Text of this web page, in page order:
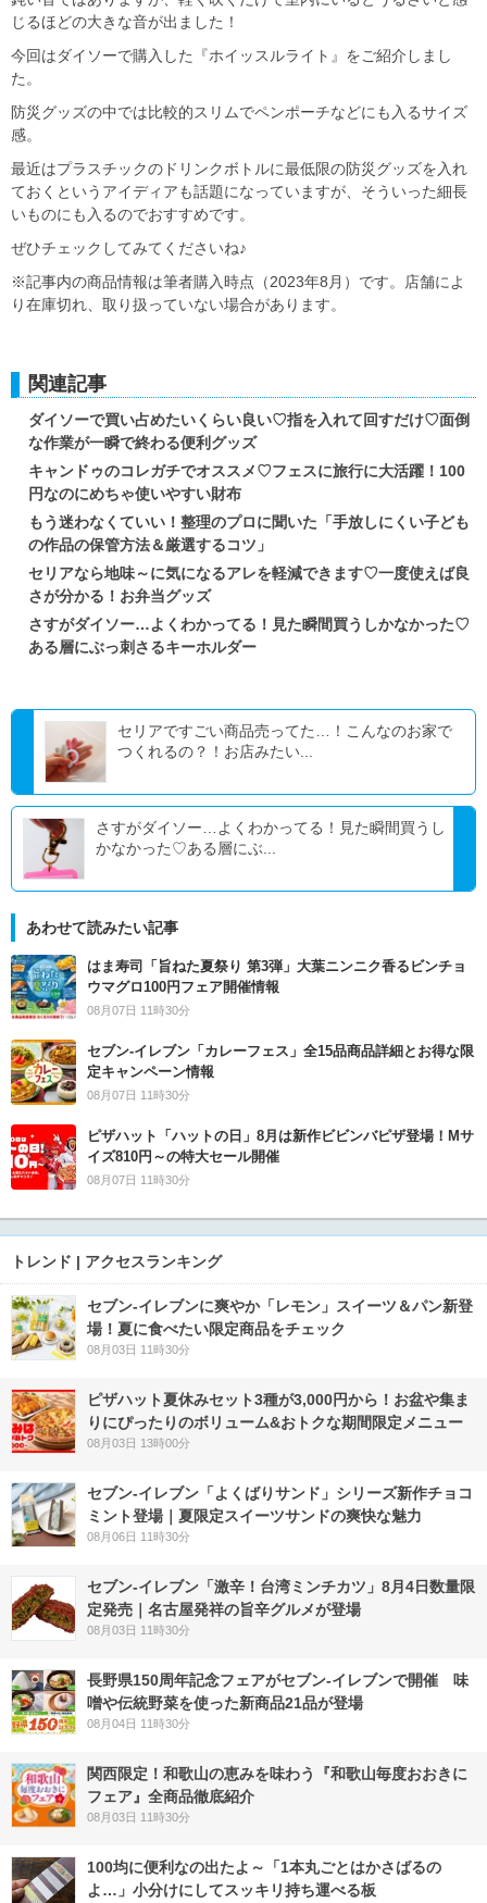
じるほどの大きな音が出ました！
今回はダイソーで購入した『ホイッスルライト』をご紹介しまし
た。
防災グッズの中では比較的スリムでペンポーチなどにも入るサイズ
感。
最近はプラスチックのドリンクボトルに最低限の防災グッズを入れ
ておくというアイディアも話題になっていますが、そういった細長
いものにも入るのでおすすめです。
ぜひチェックしてみてくださいね♪
※記事内の商品情報は筆者購入時点（2023年8月）です。店舗によ
り在庫切れ、取り扱っていない場合があります。
関連記事
ダイソーで買い占めたいくらい良い♡指を入れて回すだけ♡面倒
な作業が一瞬で終わる便利グッズ
キャンドゥのコレガチでオススメ♡フェスに旅行に大活躍！100
円なのにめちゃ使いやすい財布
もう迷わなくていい！整理のプロに聞いた「手放しにくい子ども
の作品の保管方法＆厳選するコツ」
セリアなら地味～に気になるアレを軽減できます♡一度使えば良
さが分かる！お弁当グッズ
さすがダイソー…よくわかってる！見た瞬間買うしかなかった♡
ある層にぶっ刺さるキーホルダー
セリアですごい商品売ってた…！こんなのお家で
つくれるの？！お店みたい...
さすがダイソー…よくわかってる！見た瞬間買うし
かなかった♡ある層にぶ...
あわせて読みたい記事
はま寿司「旨ねた夏祭り 第3弾」大葉ニンニク香るビンチョ
ウマグロ100円フェア開催情報
08月07日 11時30分
セブン‐イレブン「カレーフェス」全15品商品詳細とお得な限
定キャンペーン情報
08月07日 11時30分
ピザハット「ハットの日」8月は新作ビビンバピザ登場！Mサ
イズ810円～の特大セール開催
08月07日 11時30分
トレンド | アクセスランキング
セブン‐イレブンに爽やか「レモン」スイーツ＆パン新登
場！夏に食べたい限定商品をチェック
08月03日 11時30分
ピザハット夏休みセット3種が3,000円から！お盆や集ま
りにぴったりのボリューム&おトクな期間限定メニュー
08月03日 13時00分
セブン‐イレブン「よくばりサンド」シリーズ新作チョコ
ミント登場｜夏限定スイーツサンドの爽快な魅力
08月06日 11時30分
セブン-イレブン「激辛！台湾ミンチカツ」8月4日数量限
定発売｜名古屋発祥の旨辛グルメが登場
08月03日 11時30分
長野県150周年記念フェアがセブン-イレブンで開催 味
噌や伝統野菜を使った新商品21品が登場
08月04日 11時30分
関西限定！和歌山の恵みを味わう『和歌山毎度おおきに
フェア』全商品徹底紹介
08月03日 11時30分
100均に便利なの出たよ～「1本丸ごとはかさばるの
よ…」小分けにしてスッキリ持ち運べる板